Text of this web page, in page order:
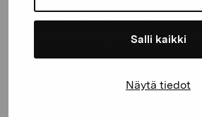
Salli kaikki
Näytä tiedot
Stay up-to-date on
exhibitions and events